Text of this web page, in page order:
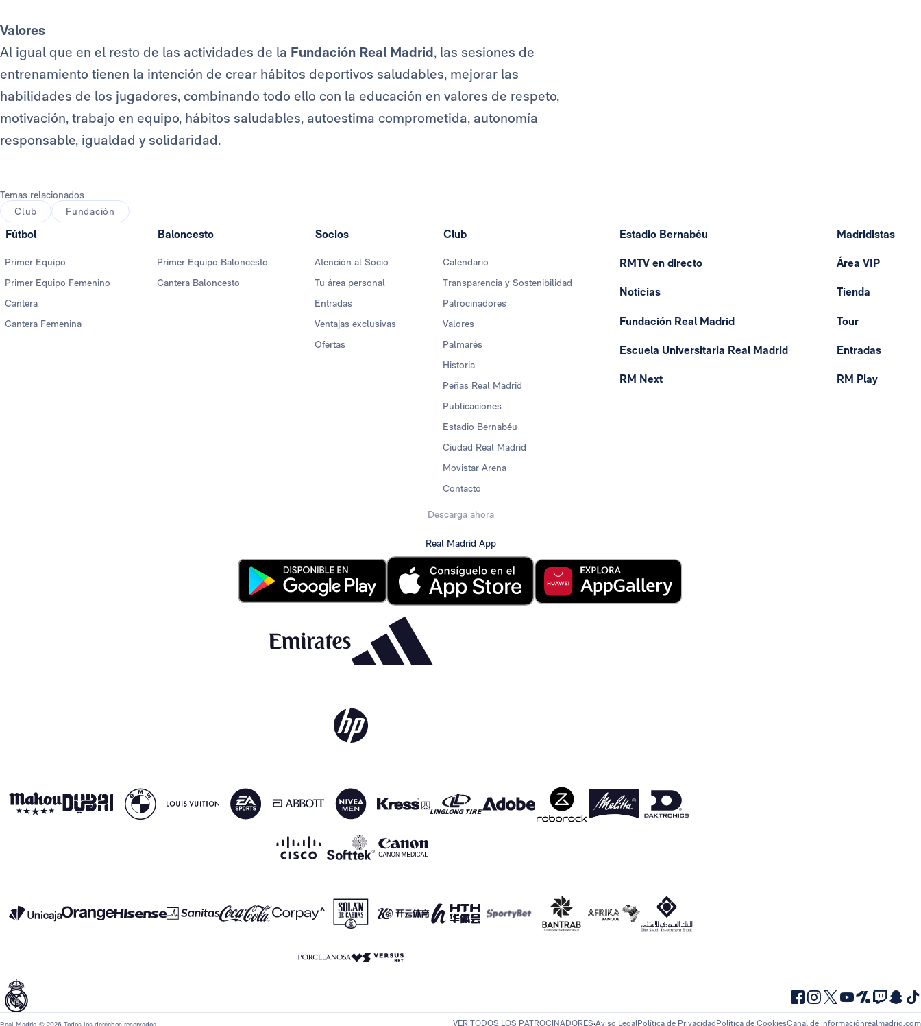
Valores
Al igual que en el resto de las actividades de la Fundación Real Madrid, las sesiones de
entrenamiento tienen la intención de crear hábitos deportivos saludables, mejorar las
habilidades de los jugadores, combinando todo ello con la educación en valores de respeto,
motivación, trabajo en equipo, hábitos saludables, autoestima comprometida, autonomía
responsable, igualdad y solidaridad.
Temas relacionados
Club
Fundación
Fútbol
Primer Equipo
Primer Equipo Femenino
Cantera
Cantera Femenina
Baloncesto
Primer Equipo Baloncesto
Cantera Baloncesto
Socios
Atención al Socio
Tu área personal
Entradas
Ventajas exclusivas
Ofertas
Club
Calendario
Transparencia y Sostenibilidad
Patrocinadores
Valores
Palmarés
Historia
Peñas Real Madrid
Publicaciones
Estadio Bernabéu
Ciudad Real Madrid
Movistar Arena
Contacto
Estadio Bernabéu
RMTV en directo
Noticias
Fundación Real Madrid
Escuela Universitaria Real Madrid
RM Next
Madridistas
Área VIP
Tienda
Tour
Entradas
RM Play
Descarga ahora
Real Madrid App
Real Madrid © 2026 Todos los derechos reservados VER TODOS LOS PATROCINADORES Aviso LegalPolítica de Privacidad Política de CookiesCanal de informaciónrealmadrid.com